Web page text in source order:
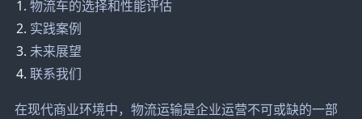
物流车的选择和性能评估
实践案例
未来展望
联系我们
在现代商业环境中，物流运输是企业运营不可或缺的一部